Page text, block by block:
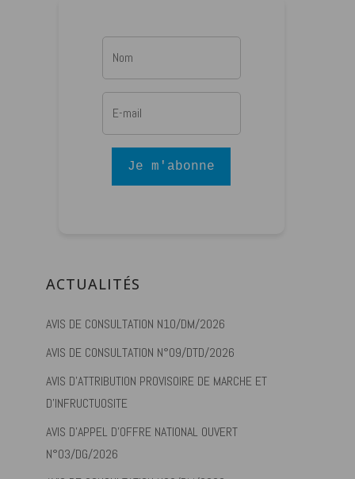
Je m'abonne
ACTUALITÉS
AVIS DE CONSULTATION N10/DM/2026
AVIS DE CONSULTATION N°09/DTD/2026
AVIS D’ATTRIBUTION PROVISOIRE DE MARCHE ET
D’INFRUCTUOSITE
AVIS D’APPEL D’OFFRE NATIONAL OUVERT
N°03/DG/2026